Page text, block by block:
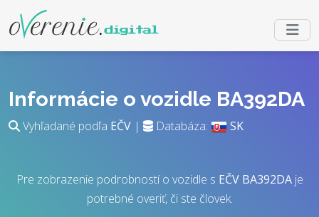
Informácie o vozidle BA392DA
Vyhľadané podľa EČV | Databáza: SK
Pre zobrazenie podrobností o vozidle s EČV BA392DAje
potrebné overiť, či ste človek.